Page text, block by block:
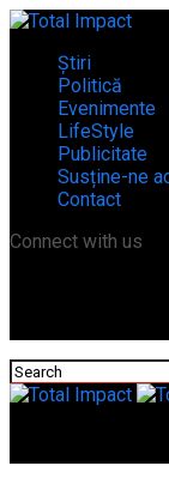
Știri
Politică
Evenimente
LifeStyle
Publicitate
Susține-ne
Contact
Connect with us